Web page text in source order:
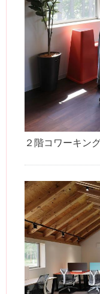
２階コワーキン